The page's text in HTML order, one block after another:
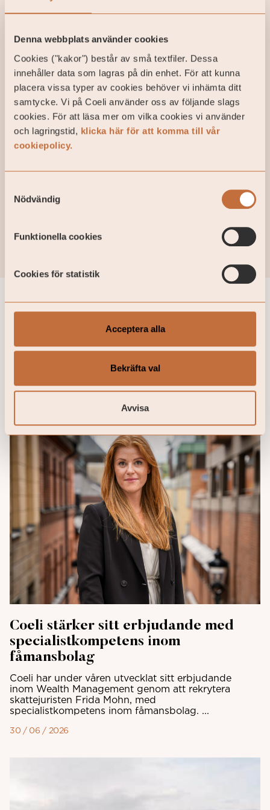
Denna webbplats använder cookies
Cookies ("kakor") består av små textfiler. Dessa
innehåller data som lagras på din enhet. För att kunna
placera vissa typer av cookies behöver vi inhämta ditt
samtycke. Vi på Coeli använder oss av följande slags
cookies. För att läsa mer om vilka cookies vi använder
och lagringstid, klicka här för att komma till vår
cookiepolicy.
Nödvändig
Funktionella cookies
Cookies för statistik
Acceptera alla
Bekräfta val
Avvisa
om man kunnat, utöka bostadslånen och istället
betala av skatten. Skälet till detta har naturligtvis
varit det låga ränteläget då man har kunnat låna till
betydligt lägre ränta än vad det kostar att ha ett
uppskov. För dem som inte har haft det utrymmet i
sin privatekonomi har det ändå varit ett intressant
alternativ att ta detta ”lån” från staten om det funnits
behov för att kunna finansiera sitt bostadsköp.
staten, att räntan ändå varit förhållandevis låg och
bort blir det ännu förmånligare eftersom du kommer
amortering.
Fler nyheter
Coeli stärker sitt erbjudande med
specialistkompetens inom
fåmansbolag
Coeli har under våren utvecklat sitt erbjudande
inom Wealth Management genom att rekrytera
skattejuristen Frida Mohn, med
specialistkompetens inom fåmansbolag. ...
30 / 06 / 2026